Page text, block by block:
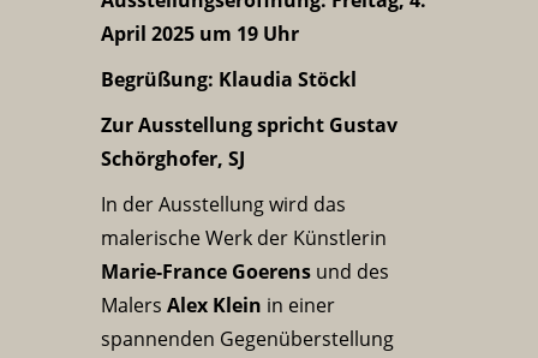
April 2025 um 19 Uhr
Begrüßung: Klaudia Stöckl
Zur Ausstellung spricht Gustav
Schörghofer, SJ
In der Ausstellung wird das
malerische Werk der Künstlerin
Marie-France Goerens und des
Malers Alex Klein in einer
spannenden Gegenüberstellung